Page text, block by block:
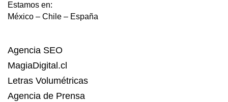
Estamos en:
México – Chile – España
Agencia SEO
MagiaDigital.cl
Letras Volumétricas
Agencia de Prensa